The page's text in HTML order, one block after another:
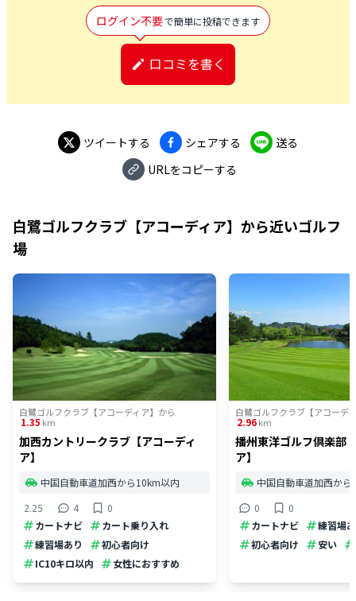
ログイン不要で簡単に投稿できます
口コミを書く
ツイートする シェアする
送る
URLをコピーする
白鷺ゴルフクラブ【アコーディア】 から近いゴルフ
場
白鷺ゴルフクラブ【アコーディア】 から
1.35 km
加西カントリークラブ【アコーディ
ア】
中国自動車道加西から10km以内
2.25
4
0
カートナビ
カート乗り入れ
練習場あり
初心者向け
IC10キロ以内
女性におすすめ
白鷺ゴルフクラブ【アコーデ
2.96km
播州東洋ゴルフ倶楽部
ア】
中国自動車道加西か
0
0
カートナビ
練習場
初心者向け
安い